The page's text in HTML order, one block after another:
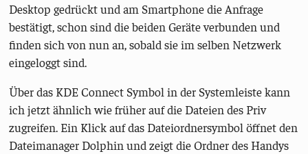
Desktop gedrückt und am Smartphone die Anfrage
bestätigt, schon sind die beiden Geräte verbunden und
finden sich von nun an, sobald sie im selben Netzwerk
eingeloggt sind.
Über das KDE Connect Symbol in der Systemleiste kann
ich jetzt ähnlich wie früher auf die Dateien des Priv
zugreifen. Ein Klick auf das Dateiordnersymbol öffnet den
Dateimanager Dolphin und zeigt die Ordner des Handys